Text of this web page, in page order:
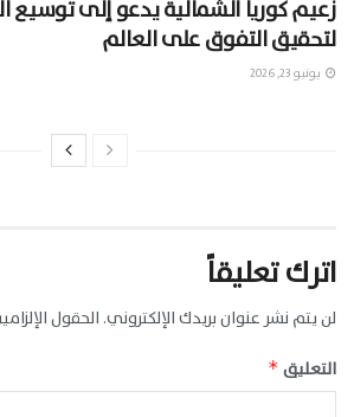
زعيم كوريا الشمالية يدعو إلى توسيع
لتحقيق التفوق على العالم
يونيو 23, 2026
اترك تعليقاً
لن يتم نشر عنوان بريدك الإلكتروني. الحقول
التعليق *